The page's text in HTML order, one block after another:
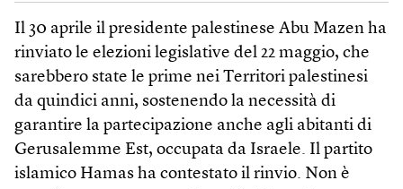
Il 30 aprile il presidente palestinese Abu Mazen ha
rinviato le elezioni legislative del 22 maggio, che
sarebbero state le prime nei Territori palestinesi
da quindici anni, sostenendo la necessità di
garantire la partecipazione anche agli abitanti di
Gerusalemme Est, occupata da Israele. Il partito
islamico Hamas ha contestato il rinvio. Non è